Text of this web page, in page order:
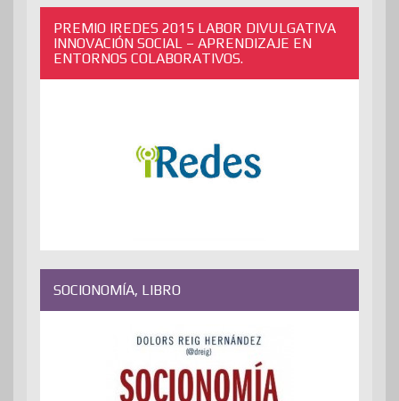
PREMIO IREDES 2015 LABOR DIVULGATIVA
INNOVACIÓN SOCIAL – APRENDIZAJE EN
ENTORNOS COLABORATIVOS.
SOCIONOMÍA, LIBRO